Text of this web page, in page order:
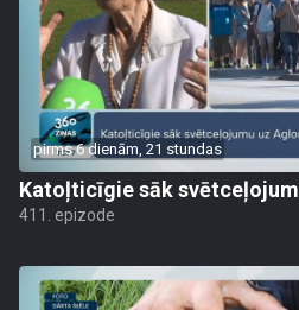
pirms 6 dienām, 21 stundas
Katoļticīgie sāk
411. epizode